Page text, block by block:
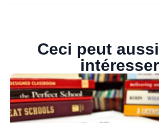
Ceci peut
intéresser